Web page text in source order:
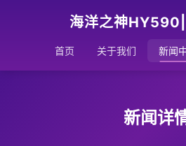
海洋之神
首页 关于我们 新闻
新闻详